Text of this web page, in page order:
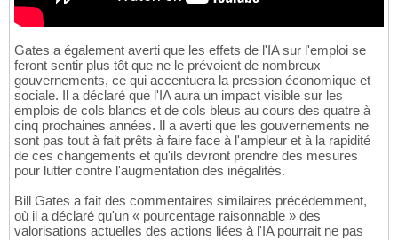
Gates a également averti que les effets de l'IA sur l'emploi se
feront sentir plus tôt que ne le prévoient de nombreux
gouvernements, ce qui accentuera la pression économique et
sociale. Il a déclaré que l'IA aura un impact visible sur les
emplois de cols blancs et de cols bleus au cours des quatre à
cinq prochaines années. Il a averti que les gouvernements ne
sont pas tout à fait prêts à faire face à l'ampleur et à la rapidité
de ces changements et qu'ils devront prendre des mesures
pour lutter contre l'augmentation des inégalités.
Bill Gates a fait des commentaires similaires précédemment,
où il a déclaré qu'un « pourcentage raisonnable » des
valorisations actuelles des actions liées à l'IA pourrait ne pas